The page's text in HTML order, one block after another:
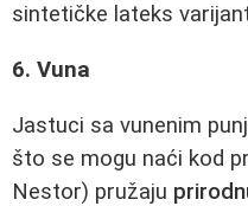
sintetičke lateks
6. Vuna
Jastuci sa vunenim
što se mogu naći kod
Nestor) pružaju